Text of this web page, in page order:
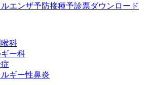
ルエンザ予防接種予診票ダウンロード
喉科
ギー科
ギー性鼻炎